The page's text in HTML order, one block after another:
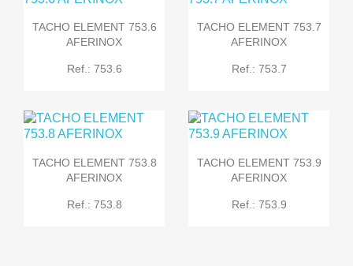
TACHO ELEMENT 753.6
AFERINOX
Ref.: 753.6
TACHO ELEMENT 753.7
AFERINOX
Ref.: 753.7
TACHO ELEMENT 753.8
AFERINOX
Ref.: 753.8
TACHO ELEMENT 753.9
AFERINOX
Ref.: 753.9